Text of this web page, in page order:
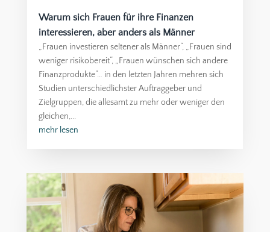
Warum sich Frauen für ihre Finanzen
interessieren, aber anders als Männer
„Frauen investieren seltener als Männer“, „Frauen sind
weniger risikobereit“, „Frauen wünschen sich andere
Finanzprodukte“… in den letzten Jahren mehren sich
Studien unterschiedlichster Auftraggeber und
Zielgruppen, die allesamt zu mehr oder weniger den
gleichen,...
mehr lesen